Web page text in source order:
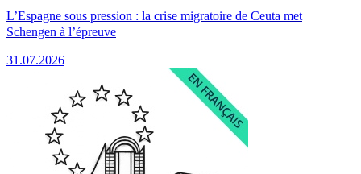
L’Espagne sous pression : la crise migratoire de Ceuta met
Schengen à l’épreuve
31.07.2026